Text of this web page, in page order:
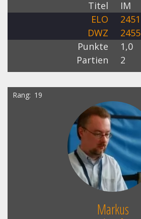
Titel
IM
ELO
2451
DWZ
2455
Punkte
1,0
Partien
2
Rang 19
Markus